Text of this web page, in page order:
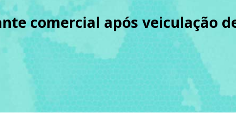
Programação
comercial após veiculação